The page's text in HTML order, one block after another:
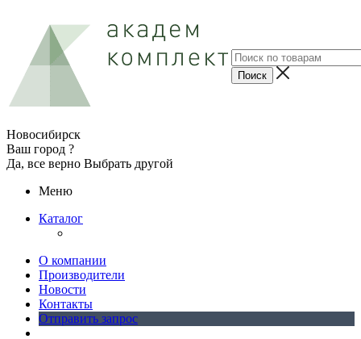
Новосибирск
Ваш город ?
Да, все верно Выбрать другой
Меню
Каталог
О компании
Производители
Новости
Контакты
Отправить запрос